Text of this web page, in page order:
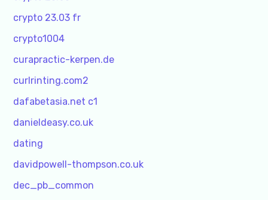
crypto 23.03 fr
crypto1004
curapractic-kerpen.de
curlrinting.com2
dafabetasia.net c1
danieldeasy.co.uk
dating
davidpowell-thompson.co.uk
dec_pb_common